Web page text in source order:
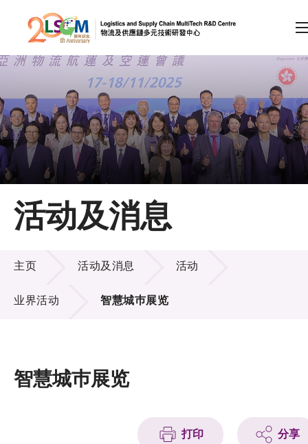
跳到内容（按回车键）
会员登录
A A EN 繁 简
主页
关于LSCM
技术商品化
项目及资助计划
活动及消息
活动及消息
活动及消息
主页 活动及消息 活动
业界活动 智慧城巿展览
智慧城巿展览
打印 分享